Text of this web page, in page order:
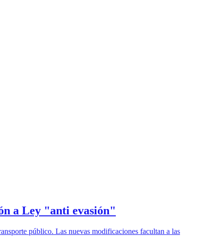
a Ley "anti evasión"
público. Las nuevas modificaciones facultan a las